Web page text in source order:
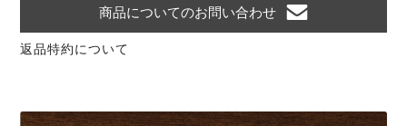
商品についてのお問い合わせ
返品特約について